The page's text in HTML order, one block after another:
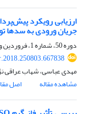
ارزیابی رویکرد
جریان ورودی به سدها
دوره 50، شماره 1، فروردین و اردیبهشت 1398، صفحه
مهدی عباسی، شهاب عراقی
مشاهده مقاله
اصل